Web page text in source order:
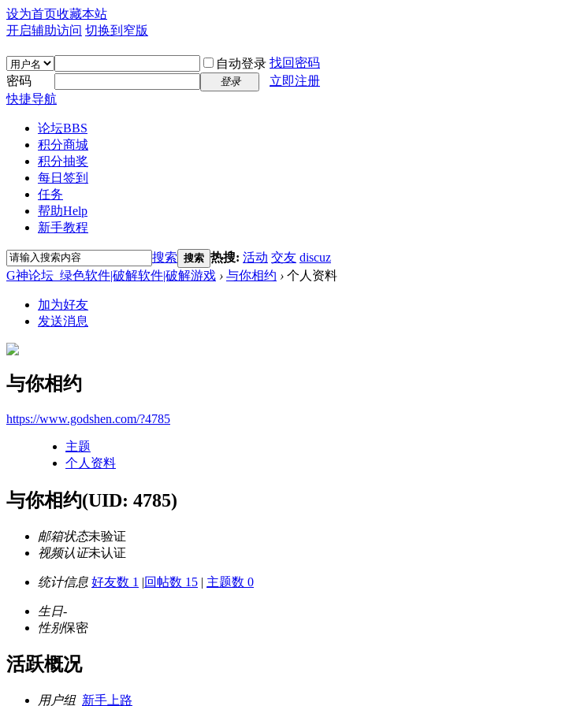
设为首页收藏本站
开启辅助访问 切换到窄版
自动登录 找回密码
密码
登录
立即注册
快捷导航
论坛BBS
积分商城
积分抽奖
每日签到
任务
帮助Help
新手教程
搜索 搜索 热搜: 活动 交友 discuz
G神论坛_绿色软件|破解软件|破解游戏 › 与你相约 › 个人资料
加为好友
发送消息
与你相约
https://www.godshen.com/?4785
主题
个人资料
与你相约(UID: 4785)
邮箱状态未验证
视频认证未认证
统计信息 好友数 1 |回帖数 15 | 主题数 0
生日-
性别保密
活跃概况
用户组 新手上路